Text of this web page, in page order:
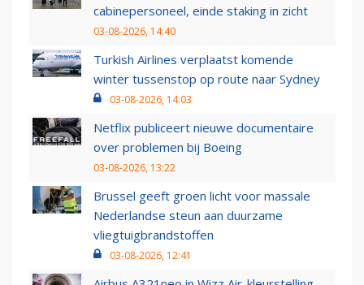
cabinepersoneel, einde staking in zicht
03-08-2026, 14:40
Turkish Airlines verplaatst komende
winter tussenstop op route naar Sydney
03-08-2026, 14:03
Netflix publiceert nieuwe documentaire
over problemen bij Boeing
03-08-2026, 13:22
Brussel geeft groen licht voor massale
Nederlandse steun aan duurzame
vliegtuigbrandstoffen
03-08-2026, 12:41